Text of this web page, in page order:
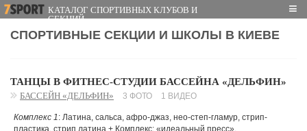
КАТАЛОГ СПОРТИВНЫХ КЛУБОВ И
СЕКЦИЙ
≡
СПОРТИВНЫЕ СЕКЦИИ И ШКОЛЫ В КИЕВЕ
ТАНЦЫ В ФИТНЕС-СТУДИИ БАССЕЙНА «ДЕЛЬФИН»
БАССЕЙН «ДЕЛЬФИН» 3 ФОТО 1 ВИДЕО
Комплекс 1: Латина, сальса, афро-джаз, нео-степ-гламур, стрип-
пластика, стрип латина + Комплекс: «идеальный пресс».